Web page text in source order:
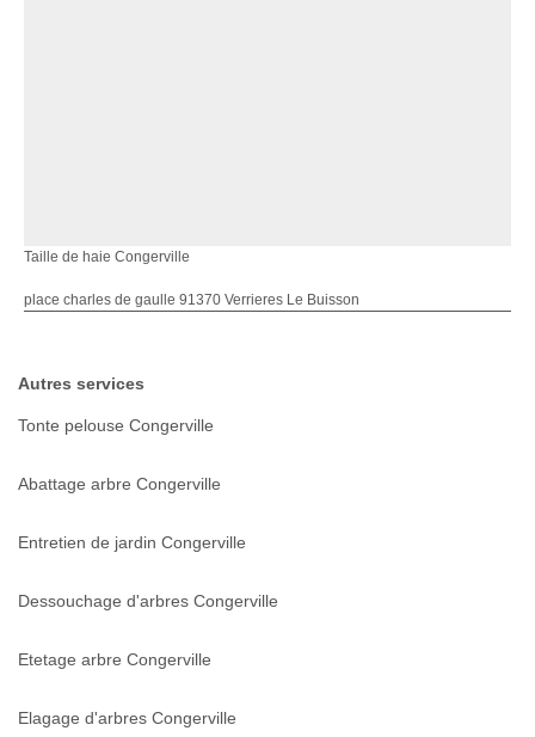
Taille de haie Congerville
place charles de gaulle 91370 Verrieres Le Buisson
Autres services
Tonte pelouse Congerville
Abattage arbre Congerville
Entretien de jardin Congerville
Dessouchage d'arbres Congerville
Etetage arbre Congerville
Elagage d'arbres Congerville